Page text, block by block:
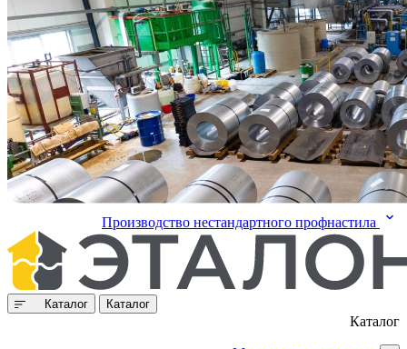
Производство нестандартного профнастила
Каталог Каталог
Каталог